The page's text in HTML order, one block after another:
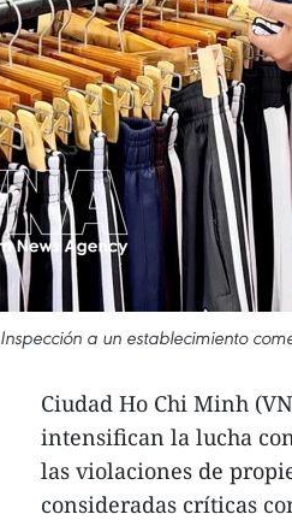
Inspección a un establecimiento
Ciudad Ho Chi Minh
intensifican la lucha
las violaciones de
consideradas críticas